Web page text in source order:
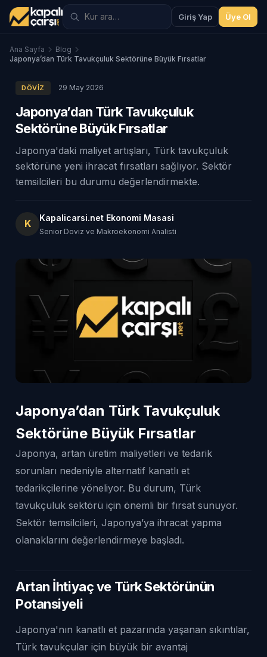
Giriş Yap Üye Ol
Ana Sayfa
Blog
Japonya’dan Türk Tavukçuluk Sektörüne Büyük Fırsatlar
DÖVIZ 29 May 2026
Japonya’dan Türk Tavukçuluk
Sektörüne Büyük Fırsatlar
Japonya'daki maliyet artışları, Türk tavukçuluk
sektörüne yeni ihracat fırsatları sağlıyor. Sektör
temsilcileri bu durumu değerlendirmekte.
K Kapalicarsi.net Ekonomi Masasi
Senior Doviz ve Makroekonomi Analisti
Japonya’dan Türk Tavukçuluk
Sektörüne Büyük Fırsatlar
Japonya, artan üretim maliyetleri ve tedarik
sorunları nedeniyle alternatif kanatlı et
tedarikçilerine yöneliyor. Bu durum, Türk
tavukçuluk sektörü için önemli bir fırsat sunuyor.
Sektör temsilcileri, Japonya’ya ihracat yapma
olanaklarını değerlendirmeye başladı.
Artan İhtiyaç ve Türk Sektörünün
Potansiyeli
Japonya'nın kanatlı et pazarında yaşanan sıkıntılar,
Türk tavukçular için büyük bir avantaj